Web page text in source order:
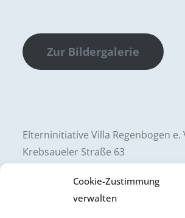
Cookie-Zustimmung
verwalten
Zur Bildergalerie
Elterninitiative Villa Regenbogen e.
Krebsaueler Straße 63